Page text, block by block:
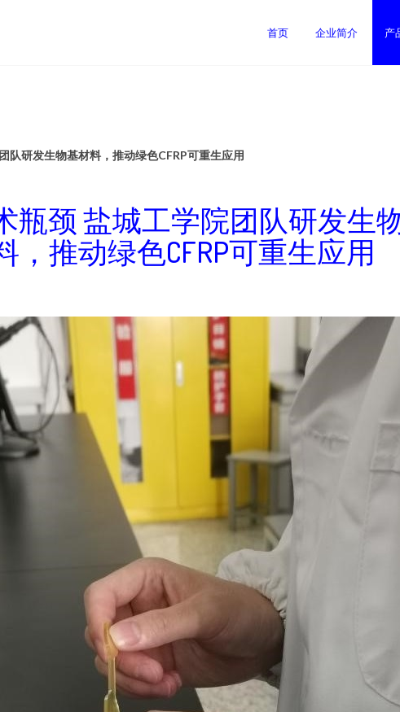
首页 企业简介 产
队研发生物基材料，推动绿色CFRP可重生应用
瓶颈 盐城工学院团队研发生
，推动绿色CFRP可重生应用